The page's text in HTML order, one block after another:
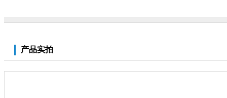
产品实拍